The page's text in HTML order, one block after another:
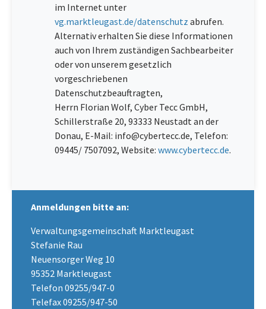
im Internet unter
vg.marktleugast.de/datenschutz abrufen.
Alternativ erhalten Sie diese Informationen
auch von Ihrem zuständigen Sachbearbeiter
oder von unserem gesetzlich
vorgeschriebenen
Datenschutzbeauftragten,
Herrn Florian Wolf, Cyber Tecc GmbH,
Schillerstraße 20, 93333 Neustadt an der
Donau, E-Mail: info@cybertecc.de, Telefon:
09445/ 7507092, Website: www.cybertecc.de.
Anmeldungen bitte an:
Verwaltungsgemeinschaft Marktleugast
Stefanie Rau
Neuensorger Weg 10
95352 Marktleugast
Telefon 09255/947-0
Telefax 09255/947-50